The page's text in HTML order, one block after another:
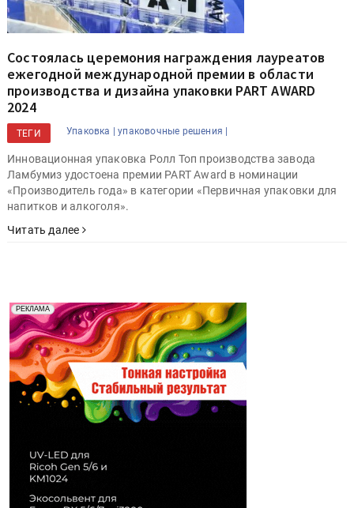
Состоялась церемония награждения лауреатов
ежегодной международной премии в области
производства и дизайна упаковки PART AWARD
2024
ТЕГИ Упаковка | упаковочные решения |
Инновационная упаковка Ролл Топ производства завода
Ламбумиз удостоена премии PART Award в номинации
«Производитель года» в категории «Первичная упаковки для
напитков и алкоголя».
Читать далее
РЕКЛАМА
Реклама. Рекламодатель ООО "Передовые Системы
Печати" erid: 2SDnjd2d4Qz